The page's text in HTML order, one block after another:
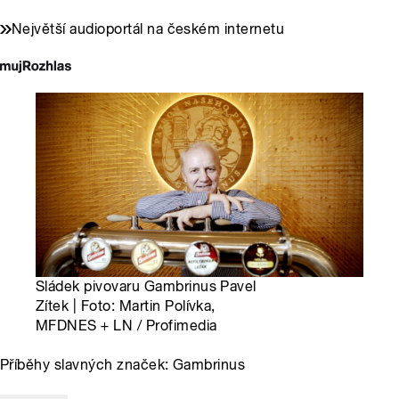
Největší audioportál na českém internetu
Sládek pivovaru Gambrinus Pavel
Zítek | Foto: Martin Polívka,
MFDNES + LN / Profimedia
Příběhy slavných značek: Gambrinus